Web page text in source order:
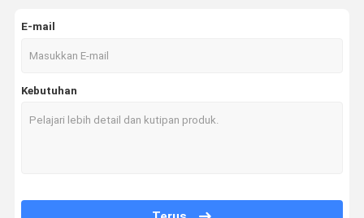
E-mail
Kebutuhan